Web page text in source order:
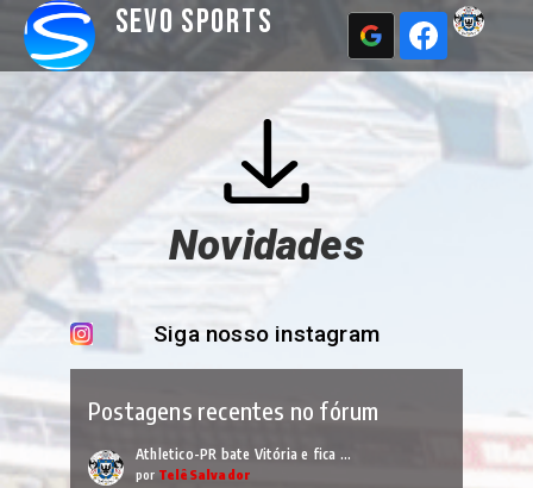
Sevo Sports
Novidades
Siga nosso instagram
Postagens recentes no fórum
Athletico-PR bate Vitória e fica …
por TelêSalvador